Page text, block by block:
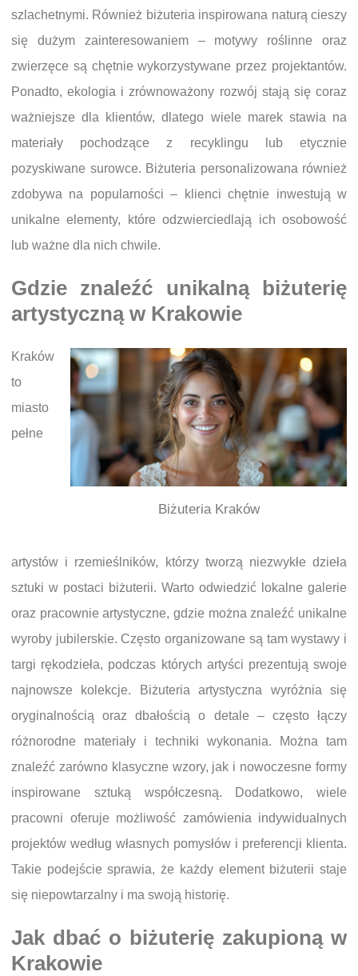
szlachetnymi. Również biżuteria inspirowana naturą cieszy
się dużym zainteresowaniem – motywy roślinne oraz
zwierzęce są chętnie wykorzystywane przez projektantów.
Ponadto, ekologia i zrównoważony rozwój stają się coraz
ważniejsze dla klientów, dlatego wiele marek stawia na
materiały pochodzące z recyklingu lub etycznie
pozyskiwane surowce. Biżuteria personalizowana również
zdobywa na popularności – klienci chętnie inwestują w
unikalne elementy, które odzwierciedlają ich osobowość
lub ważne dla nich chwile.
Gdzie znaleźć unikalną biżuterię
artystyczną w Krakowie
Biżuteria Kraków
Kraków
to
miasto
pełne
artystów i rzemieślników, którzy tworzą niezwykłe dzieła
sztuki w postaci biżuterii. Warto odwiedzić lokalne galerie
oraz pracownie artystyczne, gdzie można znaleźć unikalne
wyroby jubilerskie. Często organizowane są tam wystawy i
targi rękodzieła, podczas których artyści prezentują swoje
najnowsze kolekcje. Biżuteria artystyczna wyróżnia się
oryginalnością oraz dbałością o detale – często łączy
różnorodne materiały i techniki wykonania. Można tam
znaleźć zarówno klasyczne wzory, jak i nowoczesne formy
inspirowane sztuką współczesną. Dodatkowo, wiele
pracowni oferuje możliwość zamówienia indywidualnych
projektów według własnych pomysłów i preferencji klienta.
Takie podejście sprawia, że każdy element biżuterii staje
się niepowtarzalny i ma swoją historię.
Jak dbać o biżuterię zakupioną w
Krakowie